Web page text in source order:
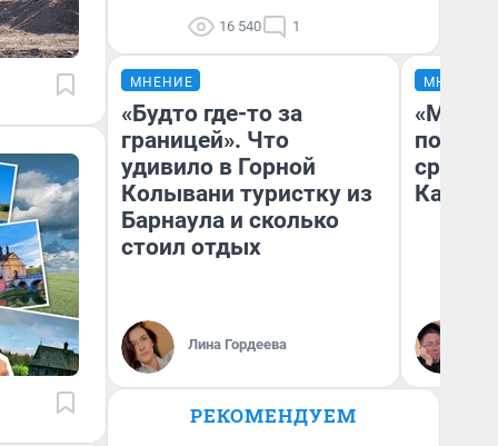
16 540 1
МНЕНИЕ
«Будто где-то за
границей». Что
удивило в Горной
Колывани туристку из
Барнаула и сколько
стоил отдых
Лина Гордеева
МНЕНИЕ
РЕКОМЕНДУЕМ